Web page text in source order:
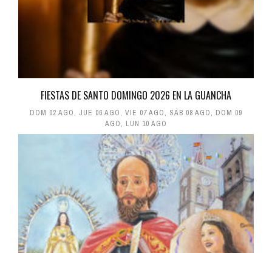
FIESTAS DE SANTO DOMINGO 2026 EN LA GUANCHA
DOM 02 AGO, JUE 06 AGO, VIE 07 AGO, SÁB 08 AGO, DOM 09
AGO, LUN 10 AGO